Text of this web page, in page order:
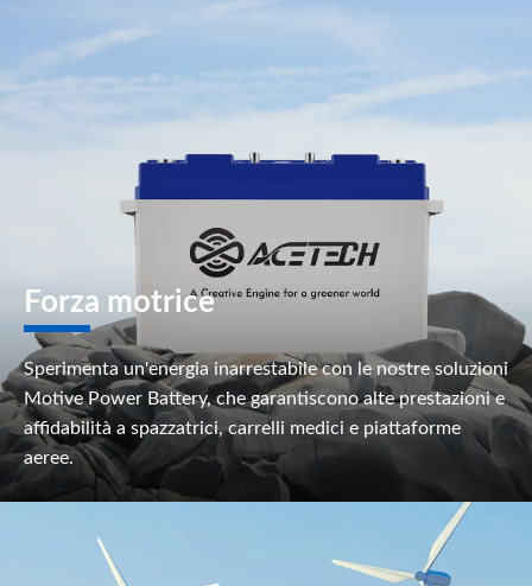
Forza motrice
Sperimenta un'energia inarrestabile con le nostre soluzioni
Motive Power Battery, che garantiscono alte prestazioni e
affidabilità a spazzatrici, carrelli medici e piattaforme
aeree.